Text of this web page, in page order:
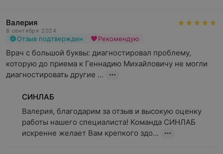
Валерия
8 сентября 2024
Отзыв подтвержден Рекомендую
Врач с большой буквы: диагностировал проблему,
которую до приема к Геннадию Михайловичу не могли
диагностировать другие ...
СИНЛАБ
Валерия, благодарим за отзыв и высокую оценку
работы нашего специалиста! Команда СИНЛАБ
искренне желает Вам крепкого здо...